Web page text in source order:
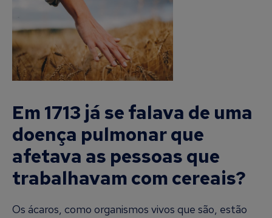
Em 1713 já se falava de uma
doença pulmonar que
afetava as pessoas que
trabalhavam com cereais?
Os ácaros, como organismos vivos que são, estão